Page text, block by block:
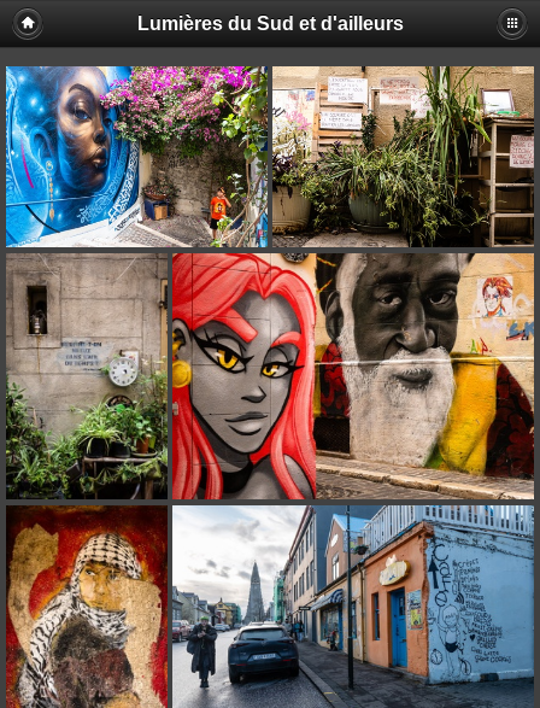
Lumières du Sud et d'ailleurs